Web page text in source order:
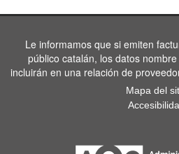
Le informamos que si emiten
público catalán, los datos
incluirán en una relación de
Mapa del